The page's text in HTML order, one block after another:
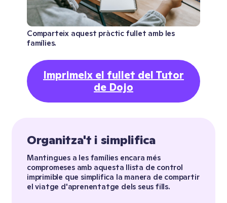
Comparteix aquest pràctic fullet amb les
famílies.
Imprimeix el fullet del Tutor
de Dojo
Organitza't i simplifica
Mantingues a les famílies encara més
compromeses amb aquesta llista de control
imprimible que simplifica la manera de compartir
el viatge d'aprenentatge dels seus fills.